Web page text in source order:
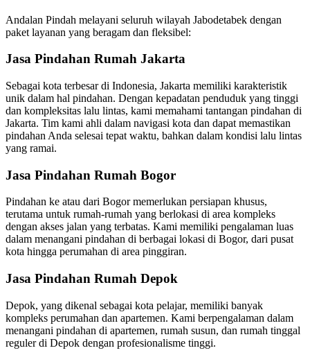
Andalan Pindah melayani seluruh wilayah Jabodetabek dengan
paket layanan yang beragam dan fleksibel:
Jasa Pindahan Rumah Jakarta
Sebagai kota terbesar di Indonesia, Jakarta memiliki karakteristik
unik dalam hal pindahan. Dengan kepadatan penduduk yang tinggi
dan kompleksitas lalu lintas, kami memahami tantangan pindahan di
Jakarta. Tim kami ahli dalam navigasi kota dan dapat memastikan
pindahan Anda selesai tepat waktu, bahkan dalam kondisi lalu lintas
yang ramai.
Jasa Pindahan Rumah Bogor
Pindahan ke atau dari Bogor memerlukan persiapan khusus,
terutama untuk rumah-rumah yang berlokasi di area kompleks
dengan akses jalan yang terbatas. Kami memiliki pengalaman luas
dalam menangani pindahan di berbagai lokasi di Bogor, dari pusat
kota hingga perumahan di area pinggiran.
Jasa Pindahan Rumah Depok
Depok, yang dikenal sebagai kota pelajar, memiliki banyak
kompleks perumahan dan apartemen. Kami berpengalaman dalam
menangani pindahan di apartemen, rumah susun, dan rumah tinggal
reguler di Depok dengan profesionalisme tinggi.